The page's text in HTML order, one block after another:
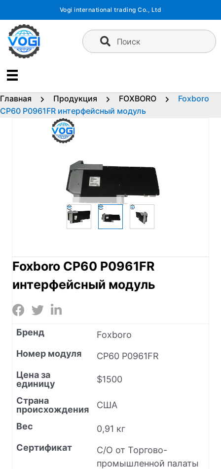
содержимому
Vogi international trading Co., Ltd
Поиск
Главная Продукция FOXBORO
Foxboro
CP60 P0961FR интерфейсный модуль
Foxboro CP60 P0961FR
интерфейсный модуль
Бренд
Foxboro
Номер модуля
CP60 P0961FR
Цена за
единицу
$1500
Страна
происхождения
США
Вес
0,91 кг
Сертификат
C/O от Торгово-
промышленной палаты